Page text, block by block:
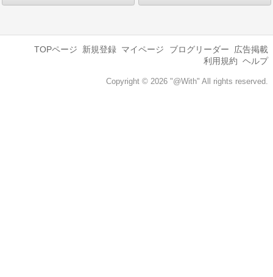
TOPページ 新規登録 マイページ ブログリーダー
広告掲載
利用規約 ヘルプ
Copyright © 2026 "@With" All rights reserved.